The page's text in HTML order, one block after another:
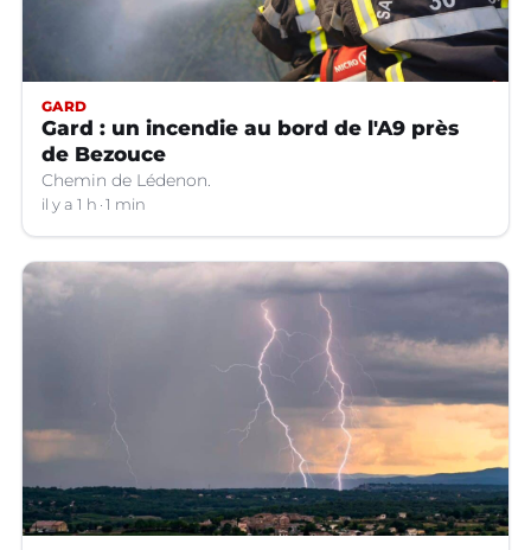
GARD
Gard : un incendie au bord de l'A9 près
de Bezouce
Chemin de Lédenon.
il y a 1 h 1 min